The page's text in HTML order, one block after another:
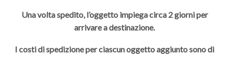
Una volta spedito, l’oggetto impiega circa 2 giorni per
arrivare a destinazione.
I costi di spedizione per ciascun oggetto aggiunto sono di